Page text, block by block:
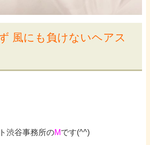
風にも負けないヘアス
渋谷事務所のMです(^^)